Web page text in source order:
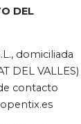
DEL
domiciliada
DEL VALLES)
contacto